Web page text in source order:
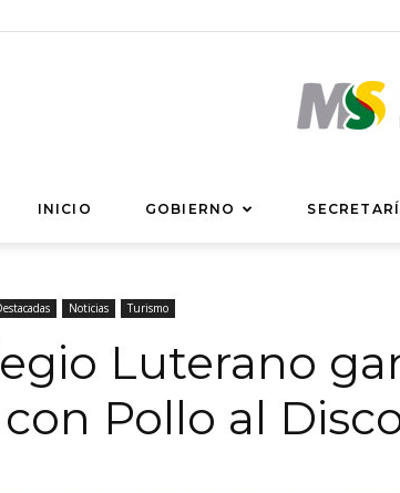
INICIO GOBIERNO
Noticias Turismo
Luterano
Pollo al